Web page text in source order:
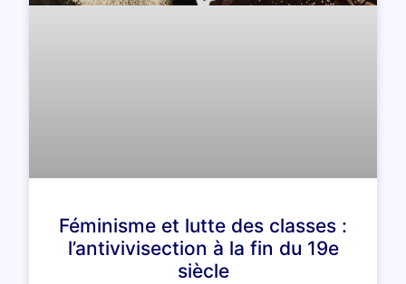
Féminisme et lutte des classes :
l’antivivisection à la fin du 19e
siècle